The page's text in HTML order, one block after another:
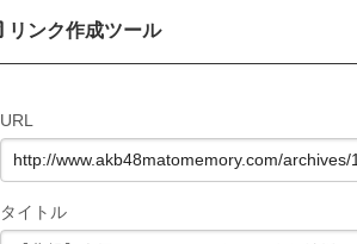
リンク作成ツール
URL
タイトル